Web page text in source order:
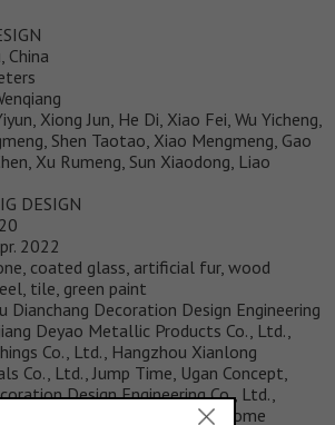
China
Xiong Jun, He Di, Xiao Fei, Wu Yicheng,
Shen Taotao, Xiao Mengmeng, Gao
Xu Rumeng, Sun Xiaodong, Liao
DESIGN
2022
coated glass, artificial fur, wood
tile, green paint
Dianchang Decoration Design Engineering
Deyao Metallic Products Co., Ltd.,
Co., Ltd., Hangzhou Xianlong
Co., Ltd., Jump Time, Ugan Concept,
Design Engineering Co., Ltd.,
Technology Co., Imagehome